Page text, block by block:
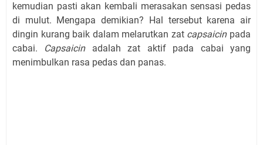
kemudian pasti akan kembali merasakan sensasi pedas
di mulut. Mengapa demikian? Hal tersebut karena air
dingin kurang baik dalam melarutkan zat capsaicinpada
cabai. Capsaicinadalah zat aktif pada cabai yang
menimbulkan rasa pedas dan panas.